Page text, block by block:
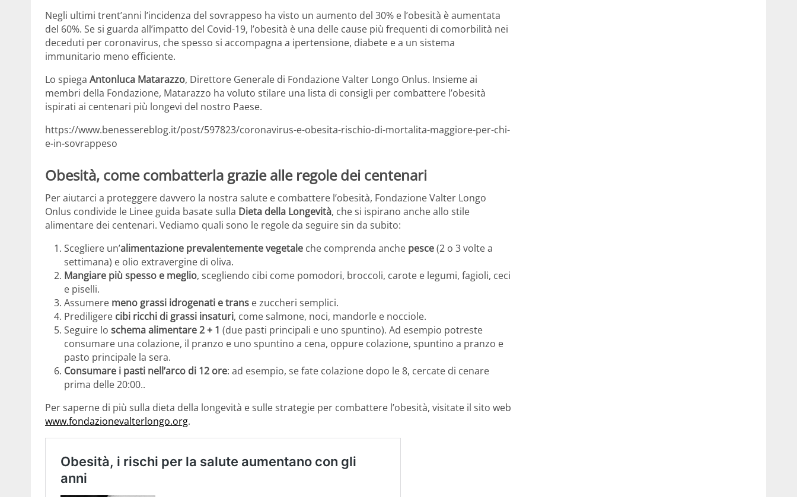
Negli ultimi trent’anni l’incidenza del sovrappeso ha visto un aumento del 30% e l’obesità è aumentata
del 60%. Se si guarda all’impatto del Covid-19, l’obesità è una delle cause più frequenti di comorbilità nei
deceduti per coronavirus, che spesso si accompagna a ipertensione, diabete e a un sistema
immunitario meno efficiente.
Lo spiega Antonluca Matarazzo, Direttore Generale di Fondazione Valter Longo Onlus. Insieme ai
membri della Fondazione, Matarazzo ha voluto stilare una lista di consigli per combattere l’obesità
ispirati ai centenari più longevi del nostro Paese.
https://www.benessereblog.it/post/597823/coronavirus-e-obesita-rischio-di-mortalita-maggiore-per-chi-
e-in-sovrappeso
Obesità, come combatterla grazie alle regole dei centenari
Per aiutarci a proteggere davvero la nostra salute e combattere l’obesità, Fondazione Valter Longo
Onlus condivide le Linee guida basate sulla Dieta della Longevità, che si ispirano anche allo stile
alimentare dei centenari. Vediamo quali sono le regole da seguire sin da subito:
Scegliere un’alimentazione prevalentemente vegetale che comprenda anche pesce(2 o 3 volte a
settimana) e olio extravergine di oliva.
Mangiare più spesso e meglio, scegliendo cibi come pomodori, broccoli, carote e legumi, fagioli, ceci
e piselli.
Assumere meno grassi idrogenati e trans e zuccheri semplici.
Prediligere cibi ricchi di grassi insaturi, come salmone, noci, mandorle e nocciole.
Seguire lo schema alimentare 2 + 1 (due pasti principali e uno spuntino). Ad esempio potreste
consumare una colazione, il pranzo e uno spuntino a cena, oppure colazione, spuntino a pranzo e
pasto principale la sera.
Consumare i pasti nell’arco di 12 ore: ad esempio, se fate colazione dopo le 8, cercate di cenare
prima delle 20:00..
Per saperne di più sulla dieta della longevità e sulle strategie per combattere l’obesità, visitate il sito web
www.fondazionevalterlongo.org.